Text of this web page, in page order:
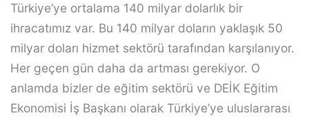
Türkiye’ye ortalama 140 milyar dolarlık bir
ihracatımız var. Bu 140 milyar doların yaklaşık 50
milyar doları hizmet sektörü tarafından karşılanıyor.
Her geçen gün daha da artması gerekiyor. O
anlamda bizler de eğitim sektörü ve DEİK Eğitim
Ekonomisi İş Başkanı olarak Türkiye’ye uluslararası